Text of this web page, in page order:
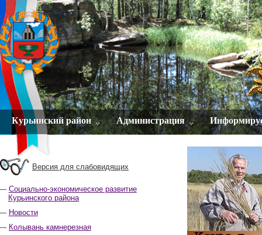
Курьинский район Администрация
Версия для слабовидящих
Социально-экономическое развитие
Курьинского района
Новости
Колывань камнерезная